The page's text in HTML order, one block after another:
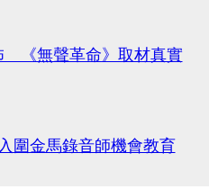
《無聲革命》取材真實
圍金馬錄音師機會教育